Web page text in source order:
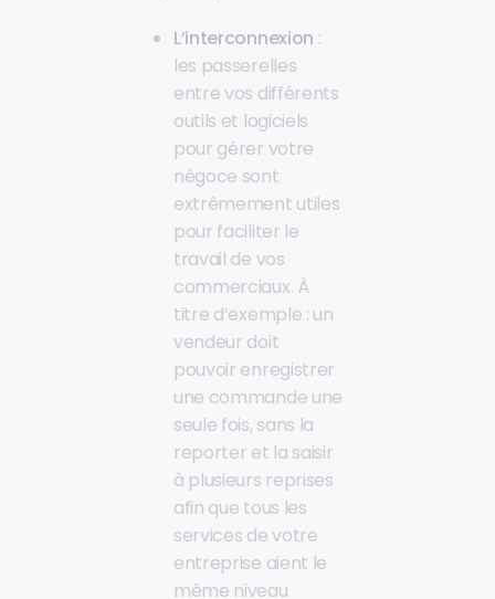
L’interconnexion :
les passerelles
entre vos différents
outils et logiciels
pour gérer votre
négoce sont
extrêmement utiles
pour faciliter le
travail de vos
commerciaux. À
titre d’exemple : un
vendeur doit
pouvoir enregistrer
une commande une
seule fois, sans la
reporter et la saisir
à plusieurs reprises
afin que tous les
services de votre
entreprise aient le
même niveau